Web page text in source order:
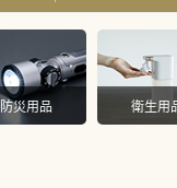
防災用品 衛生用